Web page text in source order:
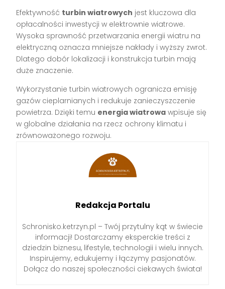
Efektywność turbin wiatrowych jest kluczowa dla
opłacalności inwestycji w elektrownie wiatrowe.
Wysoka sprawność przetwarzania energii wiatru na
elektryczną oznacza mniejsze nakłady i wyższy zwrot.
Dlatego dobór lokalizacji i konstrukcja turbin mają
duże znaczenie.
Wykorzystanie turbin wiatrowych ogranicza emisję
gazów cieplarnianych i redukuje zanieczyszczenie
powietrza. Dzięki temu energia wiatrowa wpisuje się
w globalne działania na rzecz ochrony klimatu i
zrównoważonego rozwoju.
Redakcja Portalu
Schronisko.ketrzyn.pl – Twój przytulny kąt w świecie
informacji! Dostarczamy eksperckie treści z
dziedzin biznesu, lifestyle, technologii i wielu innych.
Inspirujemy, edukujemy i łączymy pasjonatów.
Dołącz do naszej społeczności ciekawych świata!